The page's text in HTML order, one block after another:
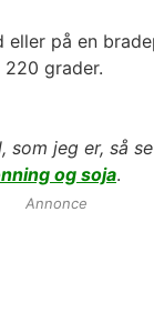
på en
grader.
som jeg er, så
og soja.
Annonce